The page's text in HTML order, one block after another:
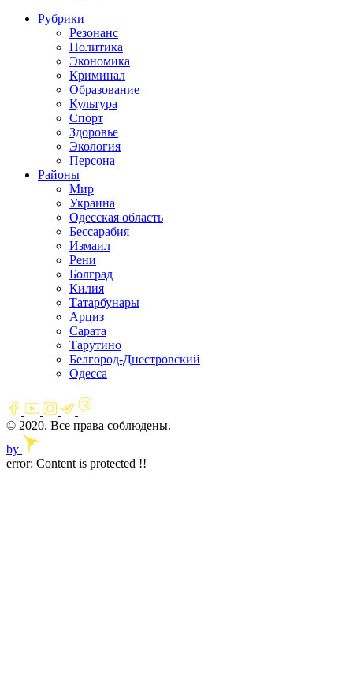
Рубрики
Резонанс
Политика
Экономика
Криминал
Образование
Культура
Спорт
Здоровье
Экология
Персона
Районы
Мир
Украина
Одесская область
Бессарабия
Измаил
Рени
Болград
Килия
Татарбунары
Арциз
Сарата
Тарутино
Белгород-Днестровский
Одесса
© 2020. Все права соблюдены.
by
error: Content is protected !!